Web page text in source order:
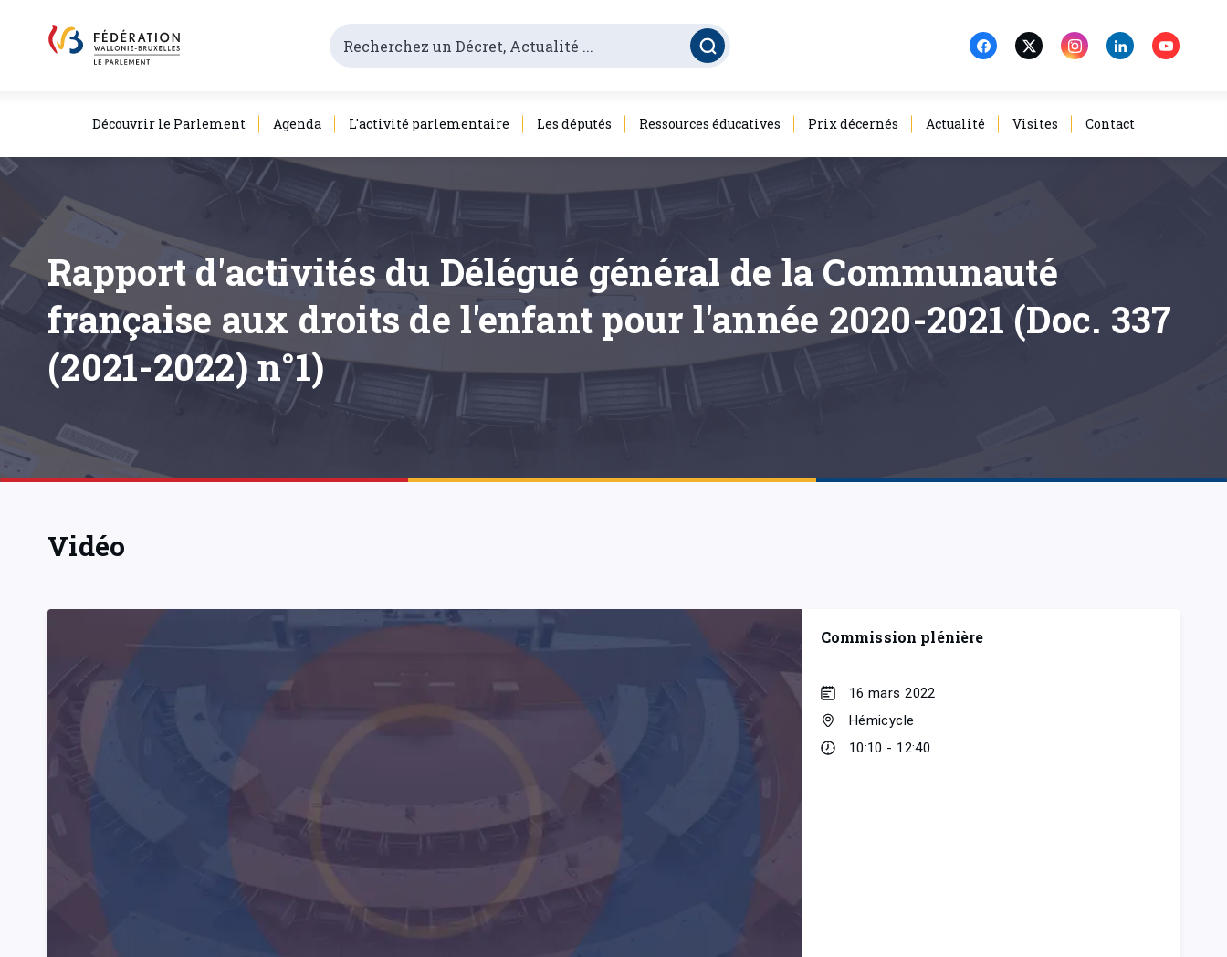
Découvrir le Parlement Agenda L'activité parlementaire Les députés Ressources éducatives Prix décernés Actualité Visites Contact
Rapport d'activités du Délégué général de la Communauté
française aux droits de l'enfant pour l'année 2020-2021 (Doc. 337
(2021-2022) n°1)
Vidéo
Commission plénière
16 mars 2022
Hémicycle
10:10 - 12:40